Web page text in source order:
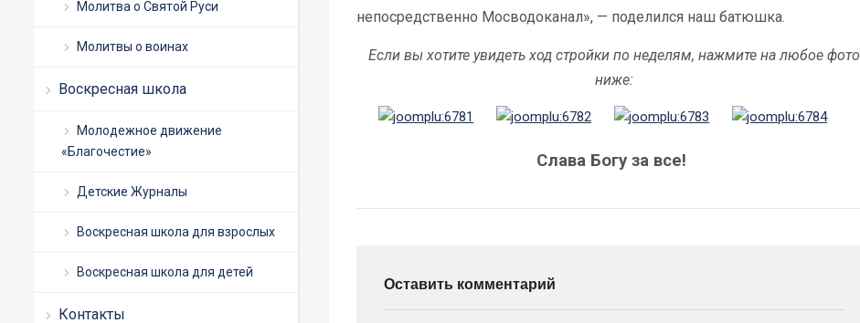
Молитва о Святой Руси
Молитвы о воинах
Воскресная школа
Молодежное движение
«Благочестие»
Детские Журналы
Воскресная школа для взрослых
Воскресная школа для детей
Контакты
непосредственно Мосводоканал», — поделился наш батюшка.
Если вы хотите увидеть ход стройки по неделям, нажмите на любое фото
ниже:
Слава Богу за все!
Оставить комментарий